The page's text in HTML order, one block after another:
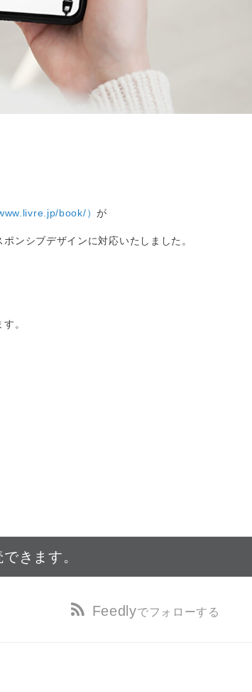
book/）が
ンシブデザインに対応いたしました。
。
きます。
Feedlyでフォローする